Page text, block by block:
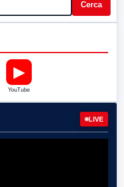
Cerca
▶
YouTube
LIVE